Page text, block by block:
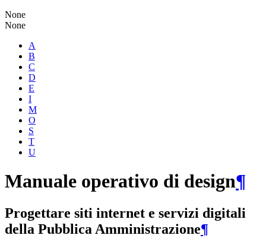
None
None
A
B
C
D
E
I
M
O
S
T
U
Manuale operativo di design¶
Progettare siti internet e servizi digitali
della Pubblica Amministrazione¶